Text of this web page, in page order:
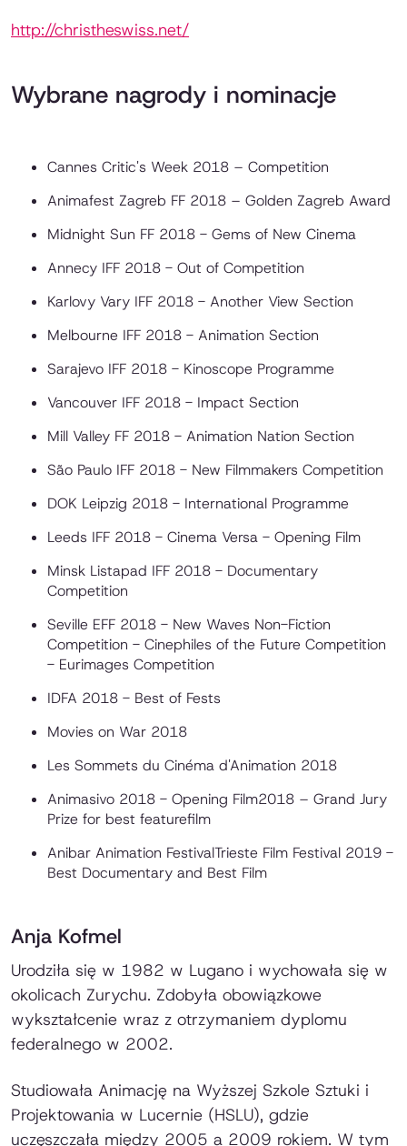
http://christheswiss.net/
Wybrane nagrody i nominacje
Cannes Critic's Week 2018 – Competition
Animafest Zagreb FF 2018 – Golden Zagreb Award
Midnight Sun FF 2018 - Gems of New Cinema
Annecy IFF 2018 - Out of Competition
Karlovy Vary IFF 2018 - Another View Section
Melbourne IFF 2018 - Animation Section
Sarajevo IFF 2018 - Kinoscope Programme
Vancouver IFF 2018 - Impact Section
Mill Valley FF 2018 - Animation Nation Section
São Paulo IFF 2018 - New Filmmakers Competition
DOK Leipzig 2018 - International Programme
Leeds IFF 2018 - Cinema Versa - Opening Film
Minsk Listapad IFF 2018 - Documentary
Competition
Seville EFF 2018 - New Waves Non-Fiction
Competition - Cinephiles of the Future Competition
- Eurimages Competition
IDFA 2018 - Best of Fests
Movies on War 2018
Les Sommets du Cinéma d'Animation 2018
Animasivo 2018 - Opening Film2018 – Grand Jury
Prize for best featurefilm
Anibar Animation FestivalTrieste Film Festival 2019 -
Best Documentary and Best Film
Anja Kofmel
Urodziła się w 1982 w Lugano i wychowała się w
okolicach Zurychu. Zdobyła obowiązkowe
wykształcenie wraz z otrzymaniem dyplomu
federalnego w 2002.
Studiowała Animację na Wyższej Szkole Sztuki i
Projektowania w Lucernie (HSLU), gdzie
uczęszczała między 2005 a 2009 rokiem. W tym